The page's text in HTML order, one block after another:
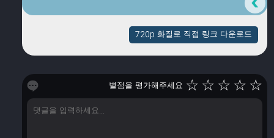
720p 화질로 직접 링크 다운로드
별점을 평가해주세요 ☆☆☆☆☆